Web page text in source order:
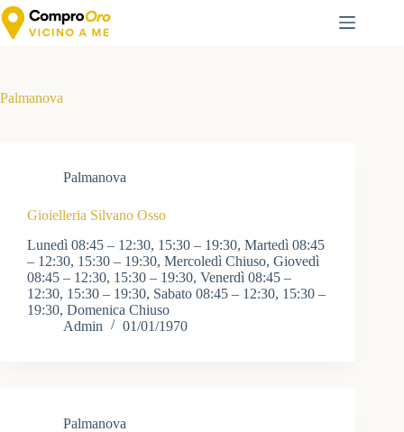
Salta
al
contenuto
Palmanova
Palmanova
Gioielleria Silvano Osso
Lunedì 08:45 – 12:30, 15:30 – 19:30, Martedì 08:45
– 12:30, 15:30 – 19:30, Mercoledì Chiuso, Giovedì
08:45 – 12:30, 15:30 – 19:30, Venerdì 08:45 –
12:30, 15:30 – 19:30, Sabato 08:45 – 12:30, 15:30 –
19:30, Domenica Chiuso
Admin
01/01/1970
Palmanova